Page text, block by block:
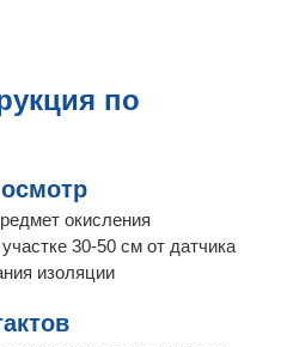
по
окисления
30-50 см от датчика
изоляции